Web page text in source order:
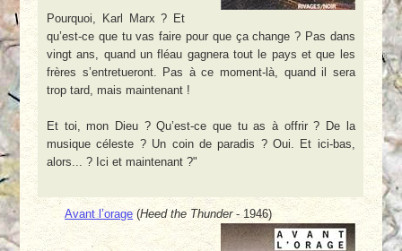
Pourquoi, Karl Marx ? Et
qu’est-ce que tu vas faire pour que ça change ? Pas dans
vingt ans, quand un fléau gagnera tout le pays et que les
frères s’entretueront. Pas à ce moment-là, quand il sera
trop tard, mais maintenant !
Et toi, mon Dieu ? Qu’est-ce que tu as à offrir ? De la
musique céleste ? Un coin de paradis ? Oui. Et ici-bas,
alors... ? Ici et maintenant ?"
Avant l’orage (Heed the Thunder- 1946)